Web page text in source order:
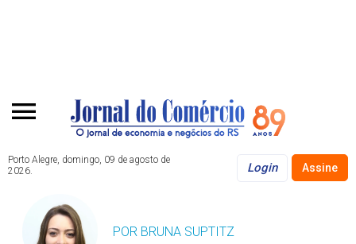
Porto Alegre, domingo, 09 de agosto de
2026.
Login Assine
POR BRUNA SUPTITZ